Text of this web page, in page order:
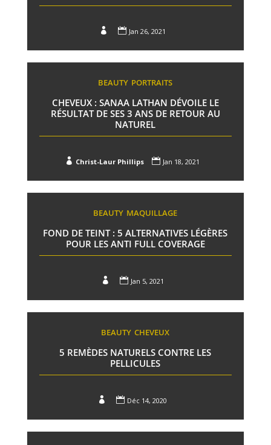
  Jan 26, 2021
BEAUTY PORTRAITS
CHEVEUX : SANAA LATHAN DÉVOILE LE
RÉSULTAT DE SES 3 ANS DE RETOUR AU
NATUREL
 Christ-Laur Phillips  Jan 18, 2021
BEAUTY MAQUILLAGE
FOND DE TEINT : 5 ALTERNATIVES LÉGÈRES
POUR LES ANTI FULL COVERAGE
  Jan 5, 2021
BEAUTY CHEVEUX
5 REMÈDES NATURELS CONTRE LES
PELLICULES
  Déc 14, 2020